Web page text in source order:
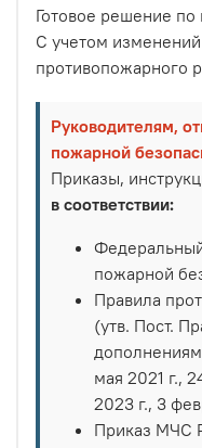
Готовое решение
С учетом
противопожарного
Руководителям,
пожарной
Приказы,
в соответствии:
пожарной
Правила
(утв. Пост.
мая 2021 г.,
2023 г., 3
Приказ МЧС